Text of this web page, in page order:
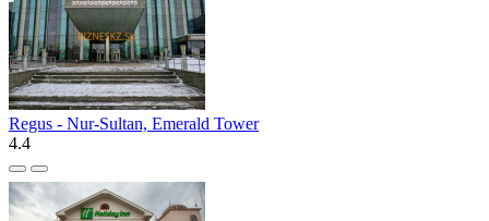
Regus - Nur-Sultan, Emerald Tower
4.4